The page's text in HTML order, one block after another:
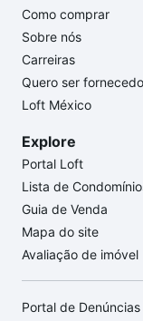
Como comprar
Sobre nós
Carreiras
Quero ser
Loft México
Explore
Portal Loft
Lista de
Guia de Venda
Mapa do site
Avaliação de imóvel
Portal de Denúncias